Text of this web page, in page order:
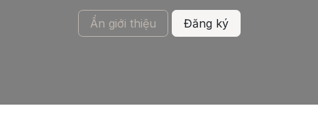
Ẩn giới thiệu Đăng ký